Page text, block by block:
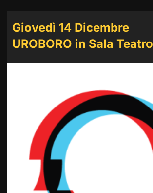
Giovedì 14 Dicembre
UROBORO in Sala Teatro